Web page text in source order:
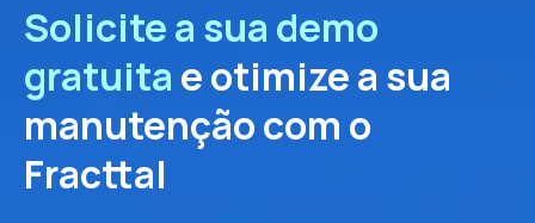
Solicite a sua demo
gratuita e otimize a sua
manutenção com o
Fracttal